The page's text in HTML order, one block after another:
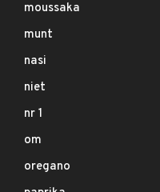
moussaka
munt
nasi
niet
nr 1
om
oregano